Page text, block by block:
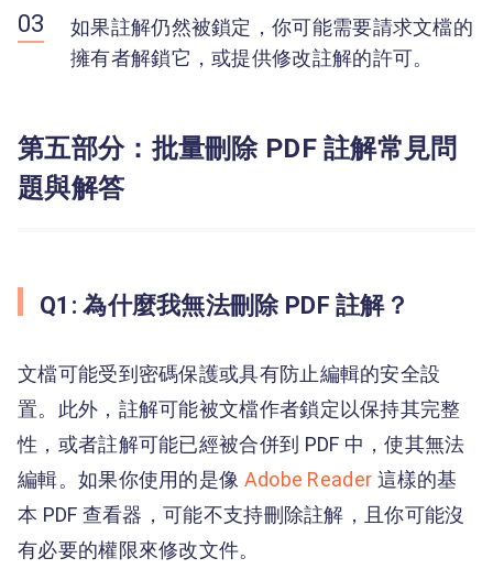
如果註解仍然被鎖定，你可能需要請求文檔的
擁有者解鎖它，或提供修改註解的許可。
第五部分：批量刪除 PDF 註解常見問
題與解答
Q1: 為什麼我無法刪除 PDF 註解？
文檔可能受到密碼保護或具有防止編輯的安全設
置。此外，註解可能被文檔作者鎖定以保持其完整
性，或者註解可能已經被合併到 PDF 中，使其無法
編輯。如果你使用的是像 Adobe Reader 這樣的基
本 PDF 查看器，可能不支持刪除註解，且你可能沒
有必要的權限來修改文件。